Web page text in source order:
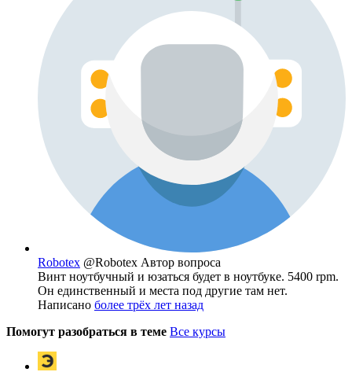
Robotex @Robotex Автор вопроса
Винт ноутбучный и юзаться будет в ноутбуке. 5400 rpm.
Он единственный и места под другие там нет.
Написано более трёх лет назад
Помогут разобраться в теме Все курсы